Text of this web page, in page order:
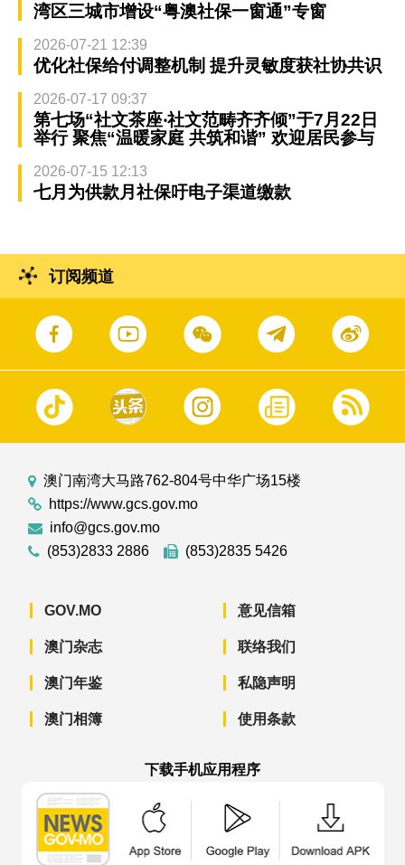
湾区三城市增设“粤澳社保一窗通”专窗
2026-07-21 12:39
优化社保给付调整机制 提升灵敏度获社协共识
2026-07-17 09:37
第七场“社文茶座‧社文范畴齐齐倾”于7月22日
举行 聚焦“温暖家庭 共筑和谐” 欢迎居民参与
2026-07-15 12:13
七月为供款月社保吁电子渠道缴款
订阅频道
澳门南湾大马路762-804号中华广场15楼
https://www.gcs.gov.mo
info@gcs.gov.mo
(853)2833 2886
(853)2835 5426
GOV.MO
澳门杂志
澳门年鉴
澳门相簿
意见信箱
联络我们
私隐声明
使用条款
下载手机应用程序